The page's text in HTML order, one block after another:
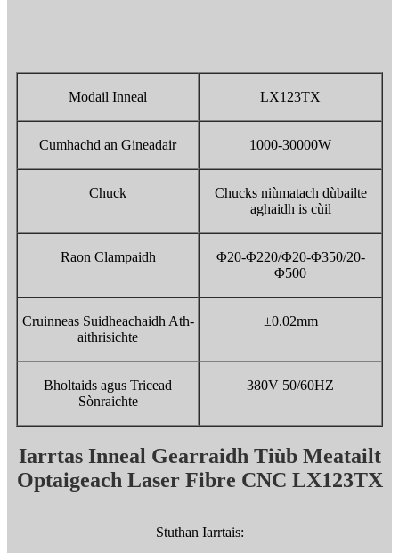
Modail Inneal LX123TX
Cumhachd an Gineadair 1000-30000W
Chuck
Chucks niùmatach dùbailte
aghaidh is cùil
Raon Clampaidh
Φ20-Φ220/Φ20-Φ350/20-
Φ500
Cruinneas Suidheachaidh Ath-
aithrisichte
±0.02mm
Bholtaids agus Tricead
Sònraichte
380V 50/60HZ
Iarrtas Inneal Gearraidh Tiùb Meatailt
Optaigeach Laser Fibre CNC LX123TX
Stuthan Iarrtais: